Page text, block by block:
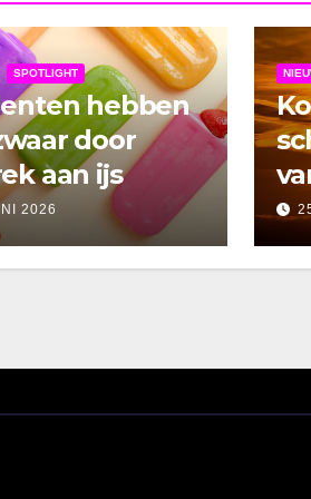
SPOTLIGHT
hebben
door
aan ijs
2026